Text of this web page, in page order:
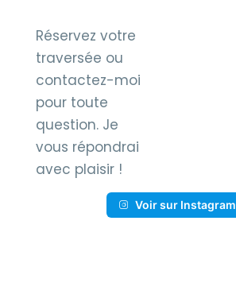
Réservez votre
traversée ou
contactez-moi
pour toute
question. Je
vous répondrai
avec plaisir !
Voir sur Instagram